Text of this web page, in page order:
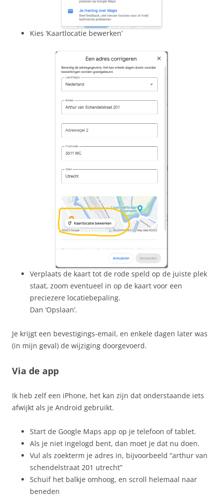
Kies ‘Kaartlocatie bewerken’
Verplaats de kaart tot de rode speld op de juiste plek
staat, zoom eventueel in op de kaart voor een
preciezere locatiebepaling.
Dan ‘Opslaan’.
Je krijgt een bevestigings-email, en enkele dagen later was
(in mijn geval) de wijziging doorgevoerd.
Via de app
Ik heb zelf een iPhone, het kan zijn dat onderstaande iets
afwijkt als je Android gebruikt.
Start de Google Maps app op je telefoon of tablet.
Als je niet ingelogd bent, dan moet je dat nu doen.
Vul als zoekterm je adres in, bijvoorbeeld “arthur van
schendelstraat 201 utrecht”
Schuif het balkje omhoog, en scroll helemaal naar
beneden